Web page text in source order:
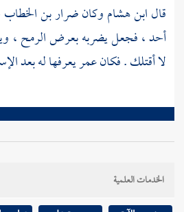
قالابن هشاموكانضرار بن الخطاب
أحد ، فجعل يضربه بعرض الرمح ،
لا أقتلك . فكانعمريعرفها له بعد
الخدمات العلمية